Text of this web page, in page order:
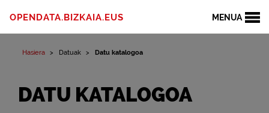
MENUA
OPENDATA.BIZKAIA.EUS
Hasiera Datuak Datu katalogoa
DATU KATALOGOA